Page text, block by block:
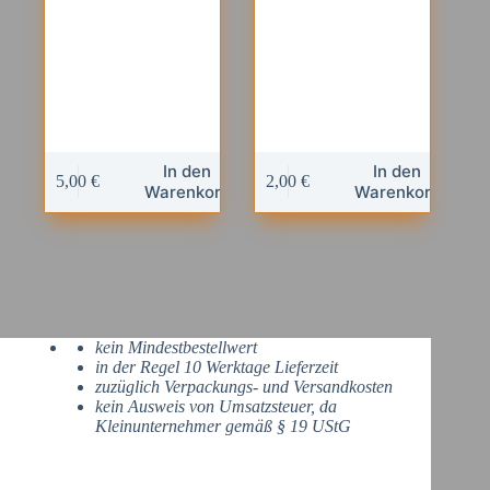
5,00€
In den
Warenkorb
2,00€
In den
Warenkorb
kein Mindestbestellwert
in der Regel 10 Werktage Lieferzeit
zuzüglich Verpackungs- und Versandkosten
kein Ausweis von Umsatzsteuer, da
Kleinunternehmer gemäß § 19 UStG